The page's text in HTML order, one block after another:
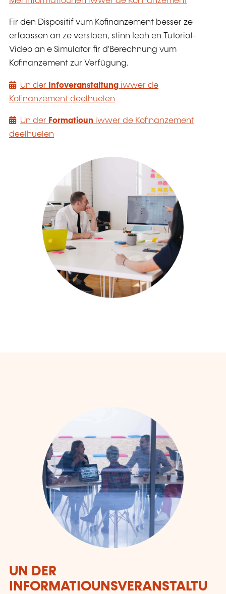
Fir den Dispositif vum Kofinanzement besser ze
erfaassen an ze verstoen, stinn Iech en Tutorial-
Video an e Simulator fir d'Berechnung vum
Kofinanzement zur Verfügung.
Un der Infoveranstaltung iwwer de
Kofinanzement deelhuelen
Un der Formatioun iwwer de Kofinanzement
deelhuelen
UN DER
INFORMATIOUNSVERANSTALTU